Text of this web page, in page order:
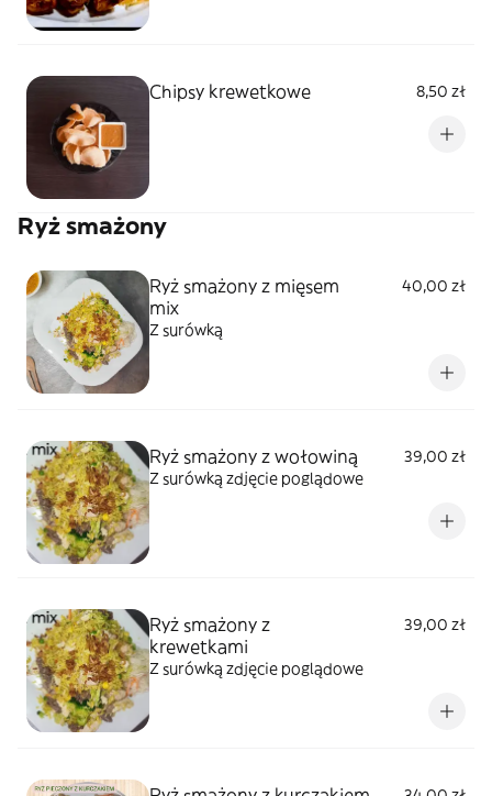
Chipsy krewetkowe 8,50 zł
Ryż smażony
Ryż smażony z mięsem
mix
40,00 zł
Z surówką
Ryż smażony z wołowiną
39,00 zł
Z surówką zdjęcie poglądowe
Ryż smażony z
krewetkami
39,00 zł
Z surówką zdjęcie poglądowe